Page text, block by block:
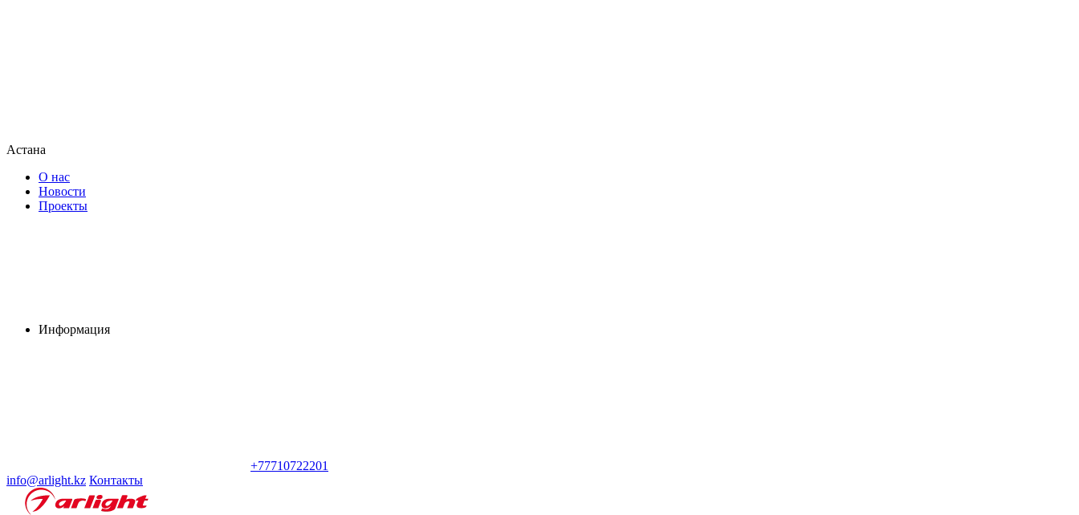
Астана
О нас
Новости
Проекты
Информация
+77710722201
info@arlight.kz Контакты